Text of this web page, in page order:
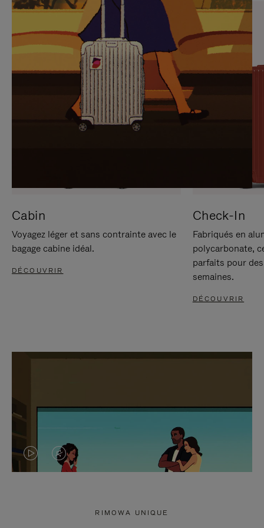
SUR
POUR
METTRE
PAUSE
VEUILLEZ
CLIQUER
POUR
RÉACTIVER
LE
SON
Cabin
Voyagez léger et sans contrainte avec le
bagage cabine idéal.
DÉCOUVRIR
Check-In
Fabriqués en
polycarbonate,
parfaits pour
semaines.
DÉCOUVRIR
LA LE
RIMOWA UNIQUE